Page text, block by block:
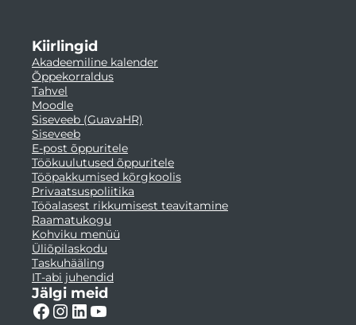
Kiirlingid
Akadeemiline kalender
Õppekorraldus
Tahvel
Moodle
Siseveeb (GuavaHR)
Siseveeb
E-post õppuritele
Töökuulutused õppuritele
Tööpakkumised kõrgkoolis
Privaatsuspoliitika
Tööalasest rikkumisest teavitamine
Raamatukogu
Kohviku menüü
Üliõpilaskodu
Taskuhääling
IT-abi juhendid
Jälgi meid